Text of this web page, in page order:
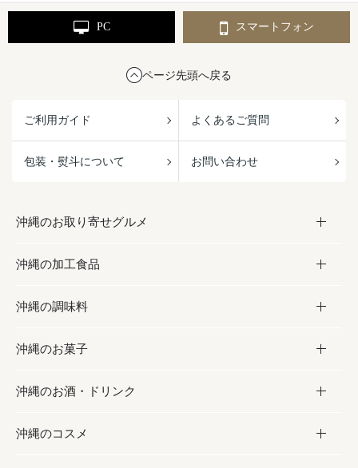
PC スマートフォン
ページ先頭へ戻る
ご利用ガイド よくあるご質問
包装・熨斗について お問い合わせ
沖縄のお取り寄せグルメ
お取り寄せグルメ
フルーツ・野菜
お肉
海産物
沖縄の加工食品
加工食品
缶詰／パウチ
沖縄料理
沖縄そば／乾麺
沖縄の調味料
調味料
砂糖／黒砂糖
塩
沖縄のお菓子
お菓子
黒糖
沖縄のお酒・ドリンク
お酒・ドリンク
沖縄のコスメ